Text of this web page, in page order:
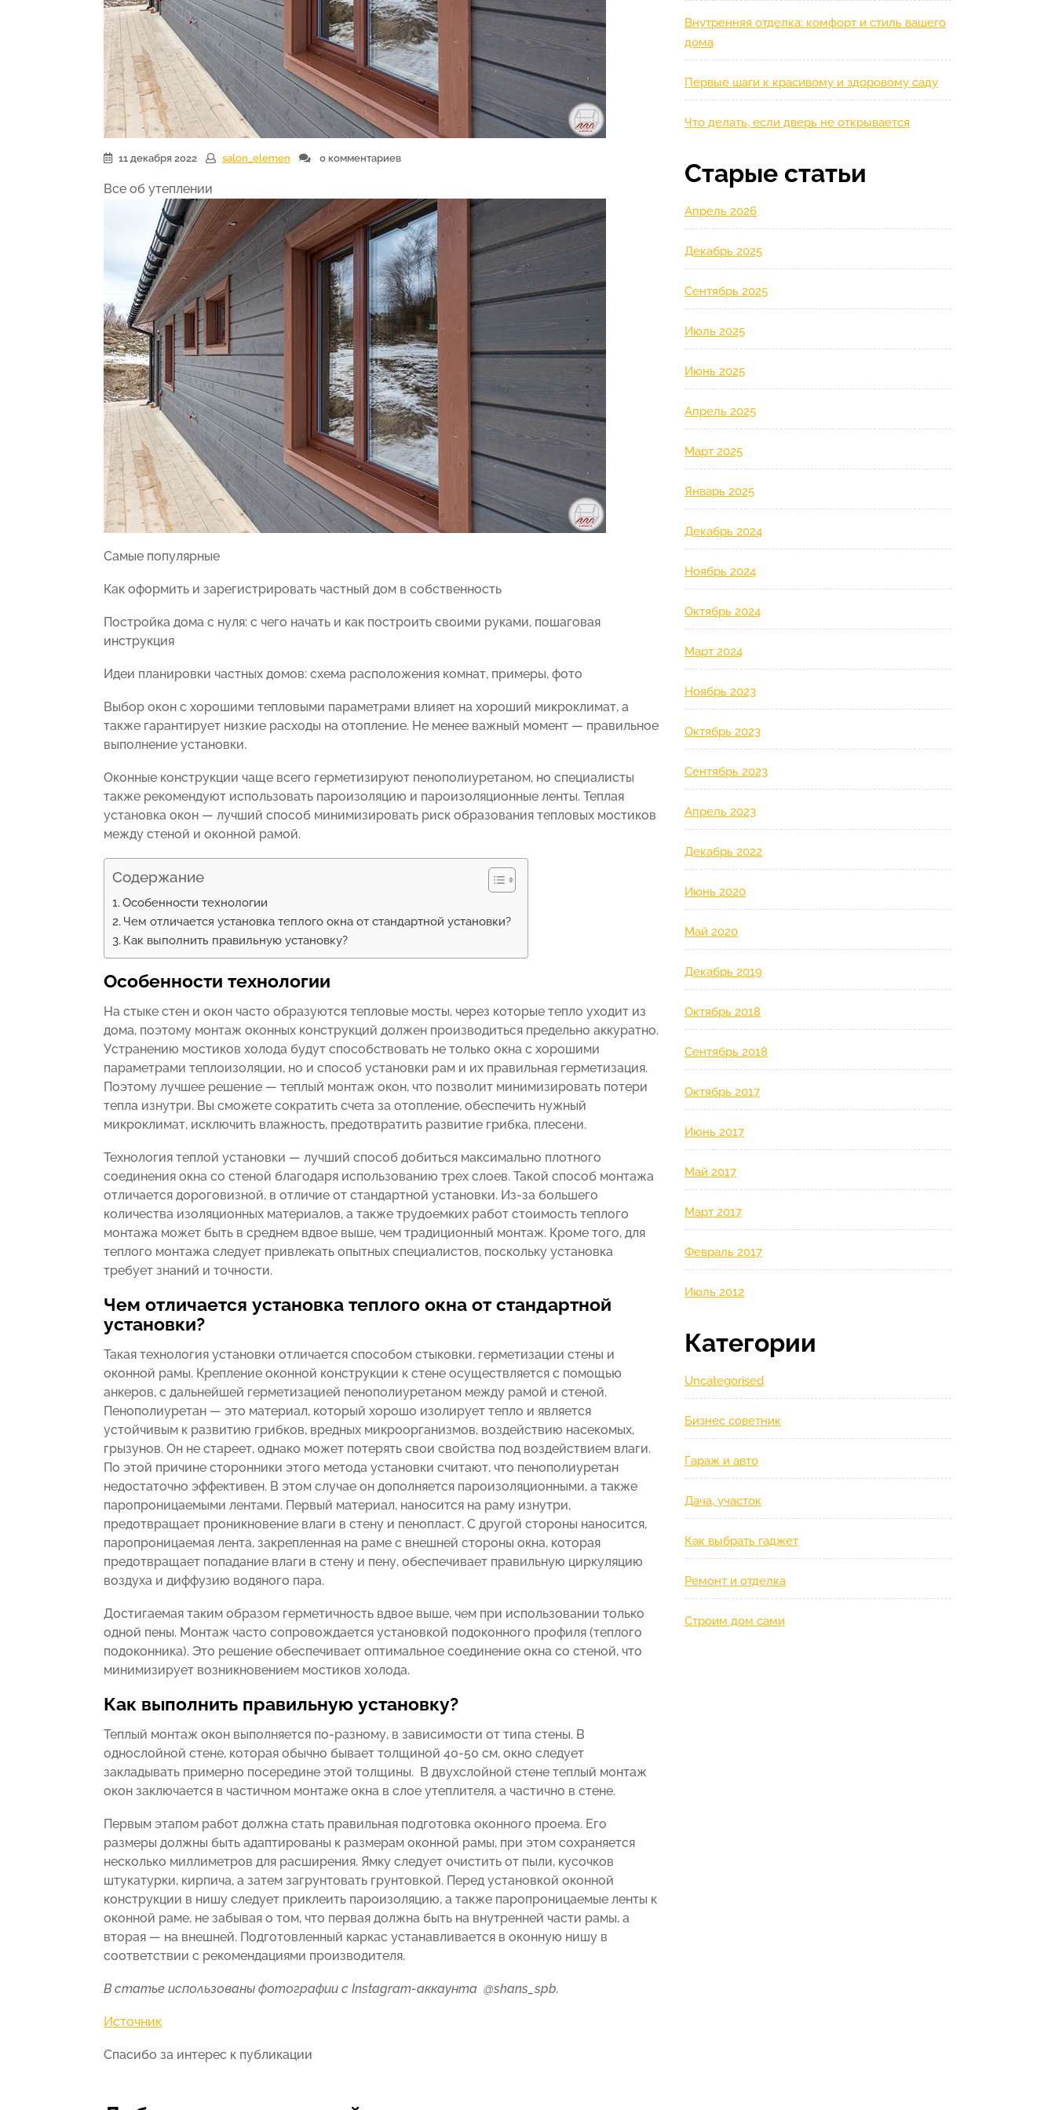
11 декабря 2022 salon_elemen 0 комментариев
Все об утеплении
Самые популярные
Как оформить и зарегистрировать частный дом в собственность
Постройка дома с нуля: с чего начать и как построить своими руками, пошаговая
инструкция
Идеи планировки частных домов: схема расположения комнат, примеры, фото
Выбор окон с хорошими тепловыми параметрами влияет на хороший микроклимат, а
также гарантирует низкие расходы на отопление. Не менее важный момент — правильное
выполнение установки.
Оконные конструкции чаще всего герметизируют пенополиуретаном, но специалисты
также рекомендуют использовать пароизоляцию и пароизоляционные ленты. Теплая
установка окон — лучший способ минимизировать риск образования тепловых мостиков
между стеной и оконной рамой.
Содержание
Особенности технологии
Чем отличается установка теплого окна от стандартной установки?
Как выполнить правильную установку?
Особенности технологии
На стыке стен и окон часто образуются тепловые мосты, через которые тепло уходит из
дома, поэтому монтаж оконных конструкций должен производиться предельно аккуратно.
Устранению мостиков холода будут способствовать не только окна с хорошими
параметрами теплоизоляции, но и способ установки рам и их правильная герметизация.
Поэтому лучшее решение — теплый монтаж окон, что позволит минимизировать потери
тепла изнутри. Вы сможете сократить счета за отопление, обеспечить нужный
микроклимат, исключить влажность, предотвратить развитие грибка, плесени.
Технология теплой установки — лучший способ добиться максимально плотного
соединения окна со стеной благодаря использованию трех слоев. Такой способ монтажа
отличается дороговизной, в отличие от стандартной установки. Из-за большего
количества изоляционных материалов, а также трудоемких работ стоимость теплого
монтажа может быть в среднем вдвое выше, чем традиционный монтаж. Кроме того, для
теплого монтажа следует привлекать опытных специалистов, поскольку установка
требует знаний и точности.
Чем отличается установка теплого окна от стандартной
установки?
Такая технология установки отличается способом стыковки, герметизации стены и
оконной рамы. Крепление оконной конструкции к стене осуществляется с помощью
анкеров, с дальнейшей герметизацией пенополиуретаном между рамой и стеной.
Пенополиуретан — это материал, который хорошо изолирует тепло и является
устойчивым к развитию грибков, вредных микроорганизмов, воздействию насекомых,
грызунов. Он не стареет, однако может потерять свои свойства под воздействием влаги.
По этой причине сторонники этого метода установки считают, что пенополиуретан
недостаточно эффективен. В этом случае он дополняется пароизоляционными, а также
паропроницаемыми лентами. Первый материал, наносится на раму изнутри,
предотвращает проникновение влаги в стену и пенопласт. С другой стороны наносится,
паропроницаемая лента, закрепленная на раме с внешней стороны окна, которая
предотвращает попадание влаги в стену и пену, обеспечивает правильную циркуляцию
воздуха и диффузию водяного пара.
Достигаемая таким образом герметичность вдвое выше, чем при использовании только
одной пены. Монтаж часто сопровождается установкой подоконного профиля (теплого
подоконника). Это решение обеспечивает оптимальное соединение окна со стеной, что
минимизирует возникновением мостиков холода.
Как выполнить правильную установку?
Теплый монтаж окон выполняется по-разному, в зависимости от типа стены. В
однослойной стене, которая обычно бывает толщиной 40-50 см, окно следует
закладывать примерно посередине этой толщины. В двухслойной стене теплый монтаж
окон заключается в частичном монтаже окна в слое утеплителя, а частично в стене.
Первым этапом работ должна стать правильная подготовка оконного проема. Его
размеры должны быть адаптированы к размерам оконной рамы, при этом сохраняется
несколько миллиметров для расширения. Ямку следует очистить от пыли, кусочков
штукатурки, кирпича, а затем загрунтовать грунтовкой. Перед установкой оконной
конструкции в нишу следует приклеить пароизоляцию, а также паропроницаемые ленты к
оконной раме, не забывая о том, что первая должна быть на внутренней части рамы, а
вторая — на внешней. Подготовленный каркас устанавливается в оконную нишу в
соответствии с рекомендациями производителя.
В статье использованы фотографии с Instagram-аккаунта @shans_spb.
Источник
Спасибо за интерес к публикации
Внутренняя отделка: комфорт и стиль вашего
дома
Первые шаги к красивому и здоровому саду
Что делать, если дверь не открывается
Старые статьи
Апрель 2026
Декабрь 2025
Сентябрь 2025
Июль 2025
Июнь 2025
Апрель 2025
Март 2025
Январь 2025
Декабрь 2024
Ноябрь 2024
Октябрь 2024
Март 2024
Ноябрь 2023
Октябрь 2023
Сентябрь 2023
Апрель 2023
Декабрь 2022
Июнь 2020
Май 2020
Декабрь 2019
Октябрь 2018
Сентябрь 2018
Октябрь 2017
Июнь 2017
Май 2017
Март 2017
Февраль 2017
Июль 2012
Категории
Uncategorised
Бизнес советник
Гараж и авто
Дача, участок
Как выбрать гаджет
Ремонт и отделка
Строим дом сами